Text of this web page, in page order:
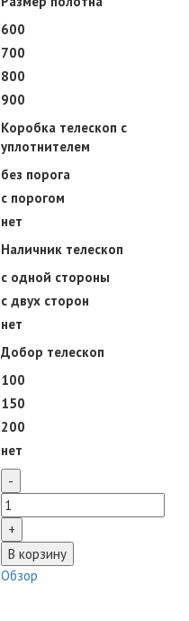
600
700
800
900
Коробка телескоп с
уплотнителем
без порога
с порогом
нет
Наличник телескоп
с одной стороны
с двух сторон
нет
Добор телескоп
100
150
200
нет
Обзор